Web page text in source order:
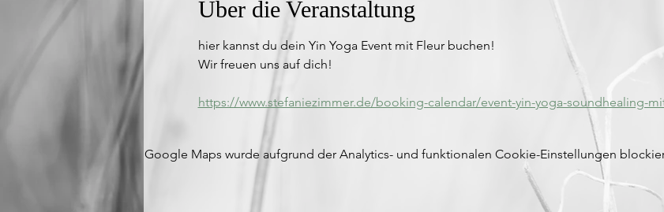
Über die Veranstaltung
hier kannst du dein Yin Yoga Event mit Fleur buchen!
Wir freuen uns auf dich!
https://www.stefaniezimmer.de/booking-calendar/event-yin-yoga-soundhealing-
Google Maps wurde aufgrund der Analytics- und funktionalen Cookie-Einstellungen